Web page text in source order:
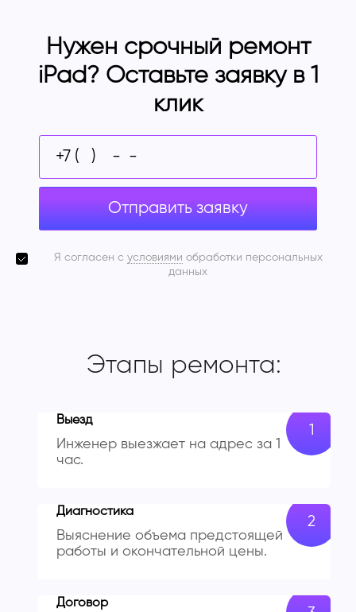
Нужен срочный ремонт
iPad? Оставьте заявку в 1
клик
Отправить заявку
Я согласен с условиями обработки персональных
данных
Этапы ремонта:
Выезд
Инженер выезжает на адрес за 1
час.
Диагностика
Выяснение объема предстоящей
работы и окончательной цены.
Договор